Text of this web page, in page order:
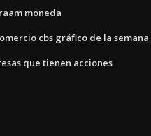
moneda
cbs gráfico de la semana
que tienen acciones